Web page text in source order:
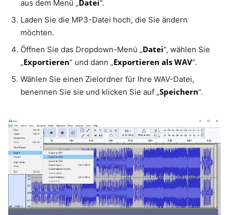
aus dem Menü „Datei“.
Laden Sie die MP3-Datei hoch, die Sie ändern
möchten.
Öffnen Sie das Dropdown-Menü „Datei“, wählen Sie
„Exportieren“ und dann „Exportieren als WAV“.
Wählen Sie einen Zielordner für Ihre WAV-Datei,
benennen Sie sie und klicken Sie auf „Speichern“.